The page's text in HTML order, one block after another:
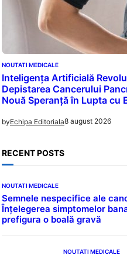
NOUTATI MEDICALE
Inteligența Artificială
Depistarea Cancerului
Nouă Speranță în Lupta cu
byEchipa Editoriala8 august 2026
RECENT POSTS
NOUTATI MEDICALE
Semnele nespecifice ale
Înțelegerea simptomelor
prefigura o boală gravă
NOUTATI MEDICALE